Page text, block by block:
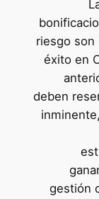
riesgo son
éxito en
deben
gestión